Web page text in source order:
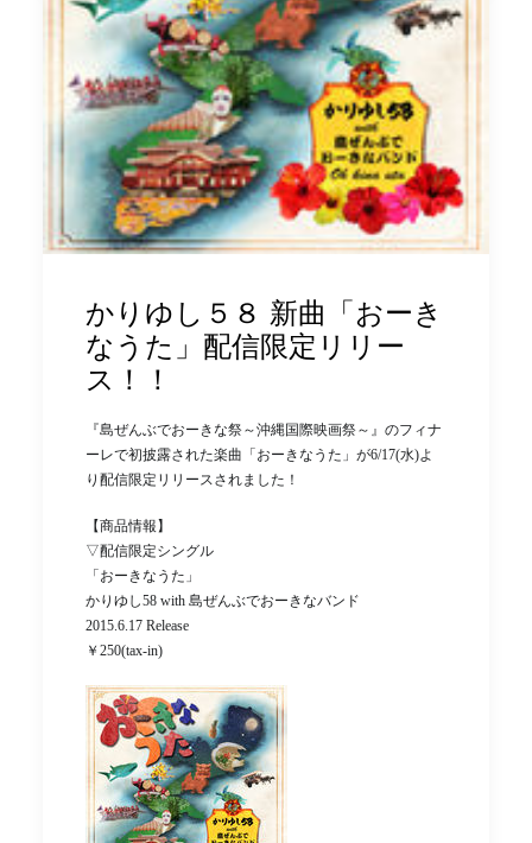
かりゆし５８ 新曲「おーき
なうた」配信限定リリー
ス！！
『島ぜんぶでおーきな祭～沖縄国際映画祭～』のフィナ
ーレで初披露された楽曲「おーきなうた」が6/17(水)よ
り配信限定リリースされました！
【商品情報】
▽配信限定シングル
「おーきなうた」
かりゆし58 with 島ぜんぶでおーきなバンド
2015.6.17 Release
￥250(tax-in)